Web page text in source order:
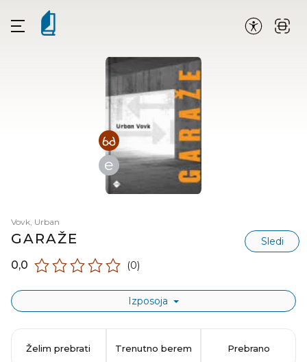
e
Vovk, Urban
GARAŽE Sledi
0,0 (0)
Izposoja
Želim prebrati Trenutno berem Prebrano